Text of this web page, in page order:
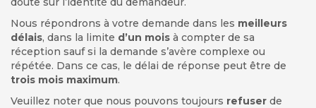
Nous répondrons à votre demande dans les meilleurs
délais, dans la limite d’un mois à compter de sa
réception sauf si la demande s’avère complexe ou
répétée. Dans ce cas, le délai de réponse peut être de
trois mois maximum.
Veuillez noter que nous pouvons toujours refuser de